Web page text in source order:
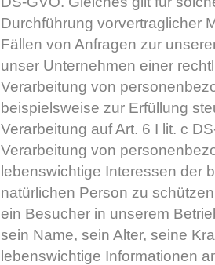
Durchführung vorvertraglicher
Fällen von Anfragen zur
unser Unternehmen einer
Verarbeitung von
beispielsweise zur Erfüllung
Verarbeitung auf Art. 6 I lit. c
Verarbeitung von
lebenswichtige Interessen der
natürlichen Person zu
ein Besucher in unserem
sein Name, sein Alter, seine
lebenswichtige Informationen